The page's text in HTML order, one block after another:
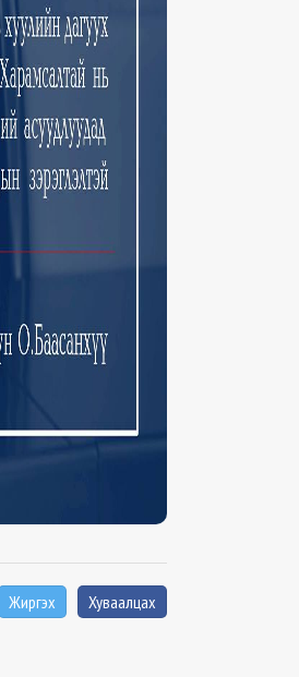
Жиргэх Хуваалцах